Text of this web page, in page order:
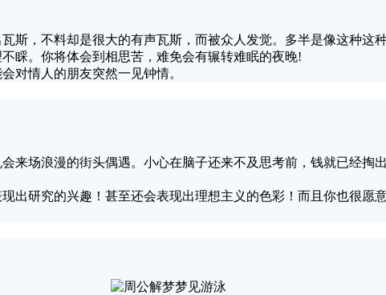
斯，不料却是很大的有声瓦斯，而被众人发觉。多半是像这种这种
睬。你将体会到相思苦，难免会有辗转难眠的夜晚!
对情人的朋友突然一见钟情。
来场浪漫的街头偶遇。小心在脑子还来不及思考前，钱就已经掏
出研究的兴趣！甚至还会表现出理想主义的色彩！而且你也很愿